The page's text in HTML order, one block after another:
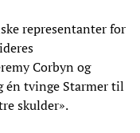
representanter for
Corbyn og
én tvinge Starmer til
skulder».